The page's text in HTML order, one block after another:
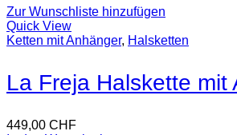
Zur Wunschliste hinzufügen
Quick View
Ketten mit Anhänger, Halsketten
449,00 CHF